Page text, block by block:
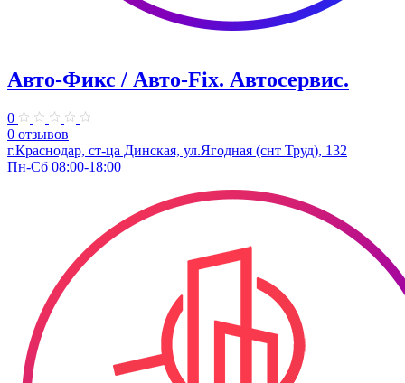
Авто-Фикс / Авто-Fix. Автосервис.
0
0 отзывов
г.Краснодар, ст-ца Динская, ул.Ягодная (снт Труд), 132
Пн-Сб 08:00-18:00